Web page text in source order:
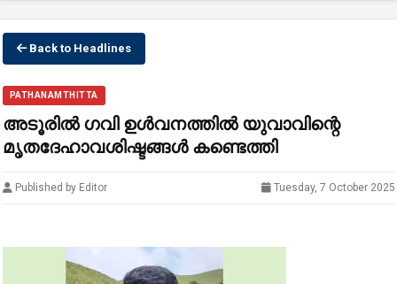
Back to Headlines
PATHANAMTHITTA
അടൂരിൽ ഗവി ഉൾവനത്തിൽ യുവാവിന്റെ
മൃതദേഹാവശിഷ്ടങ്ങൾ കണ്ടെത്തി
Published by Editor Tuesday, 7 October 2025